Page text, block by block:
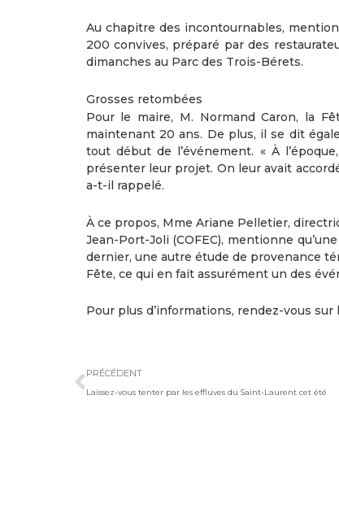
Au chapitre des incontournables,
200 convives, préparé par des
dimanches au Parc des Trois-Bérets.
Grosses retombées
Pour le maire, M. Normand Caron, la
maintenant 20 ans. De plus, il se dit
tout début de l’événement. « À
présenter leur projet. On leur avait
a-t-il rappelé.
À ce propos, Mme Ariane Pelletier,
Jean-Port-Joli (COFEC), mentionne
dernier, une autre étude de provenance
Fête, ce qui en fait assurément un des
Pour plus d’informations, rendez-vous sur
PRÉCÉDENT
Laissez-vous tenter par les effluves du Saint-Laurent cet été